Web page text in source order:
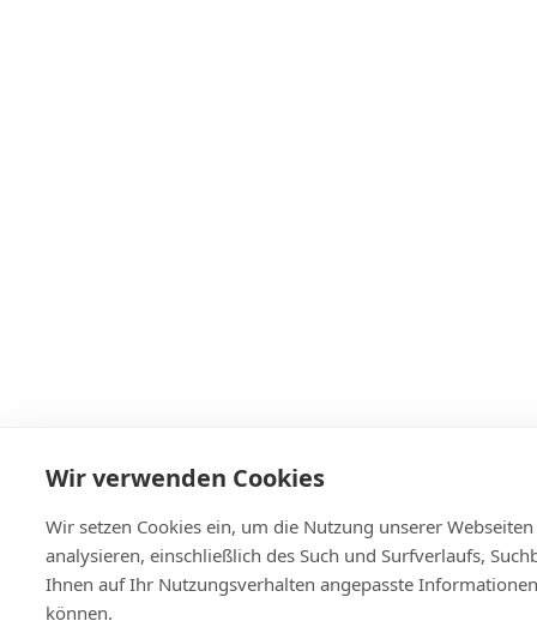
Wir verwenden Cookies
Wir setzen Cookies ein, um die Nutzung unserer
analysieren, einschließlich des Such und Surfverlaufs,
Ihnen auf Ihr Nutzungsverhalten angepasste
können.